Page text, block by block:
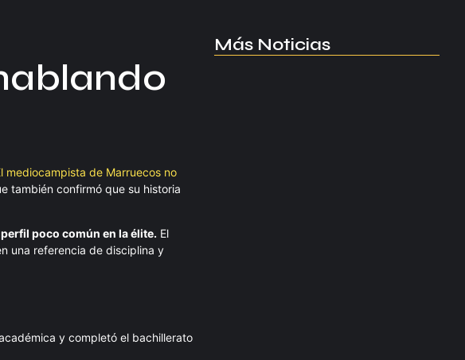
mediocampista de Marruecos no
también confirmó que su historia
poco común en la élite. El
una referencia de disciplina y
y completó el bachillerato
Más Noticias